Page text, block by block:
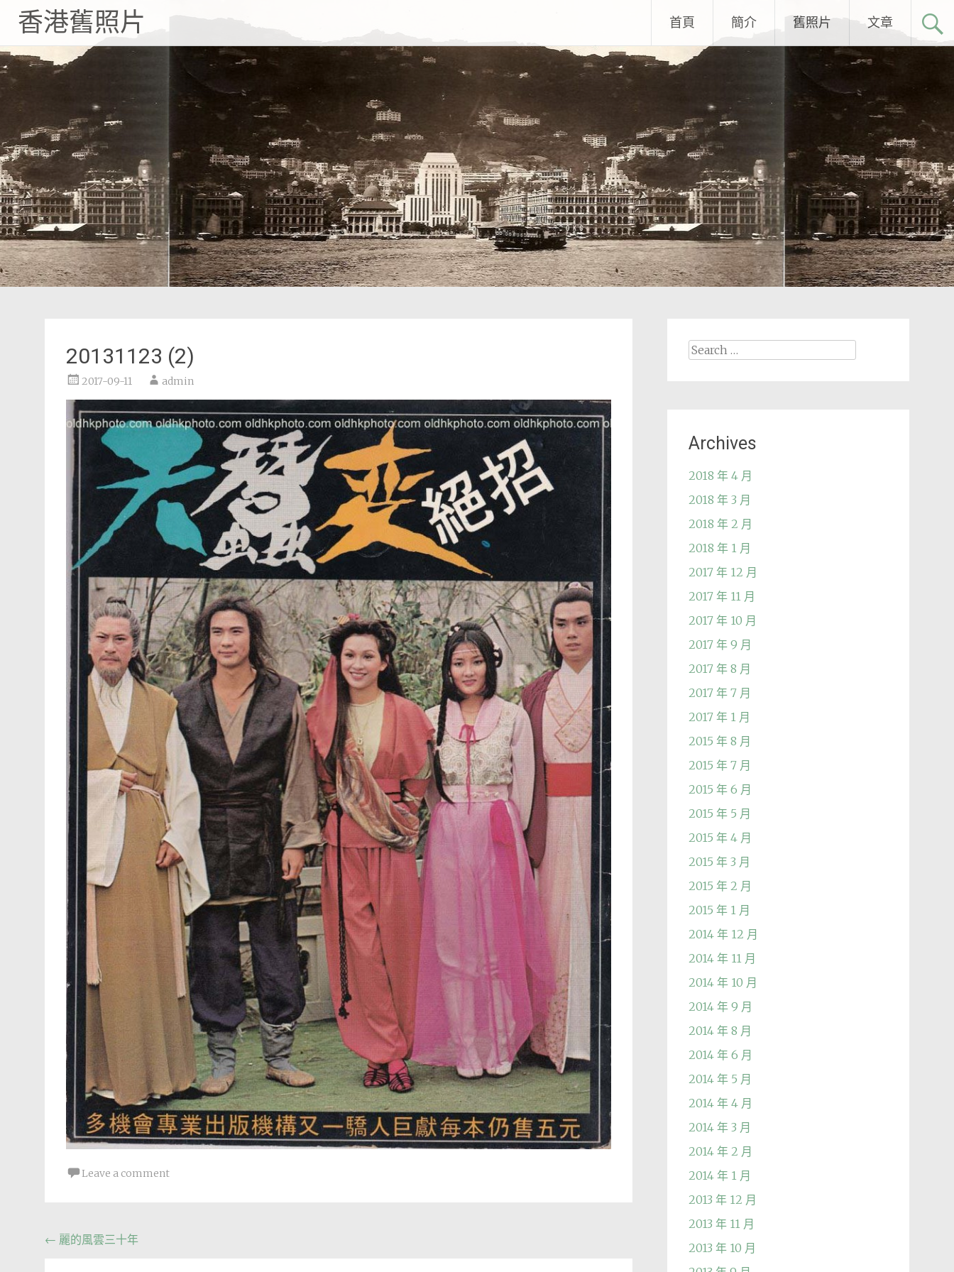
Skip
content
香港舊照片 首頁 簡介 舊照片 文章
20131123 (2)
2017-09-11 admin
Leave a comment
Post
← 麗的風雲三十年
Search
Archives
2018 年 4 月
2018 年 3 月
2018 年 2 月
2018 年 1 月
2017 年 12 月
2017 年 11 月
2017 年 10 月
2017 年 9 月
2017 年 8 月
2017 年 7 月
2017 年 1 月
2015 年 8 月
2015 年 7 月
2015 年 6 月
2015 年 5 月
2015 年 4 月
2015 年 3 月
2015 年 2 月
2015 年 1 月
2014 年 12 月
2014 年 11 月
2014 年 10 月
2014 年 9 月
2014 年 8 月
2014 年 6 月
2014 年 5 月
2014 年 4 月
2014 年 3 月
2014 年 2 月
2014 年 1 月
2013 年 12 月
2013 年 11 月
2013 年 10 月